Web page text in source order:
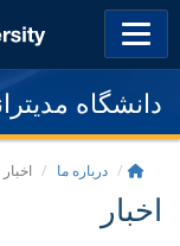
دانشگاه
درباره ما اخبار
اخبار